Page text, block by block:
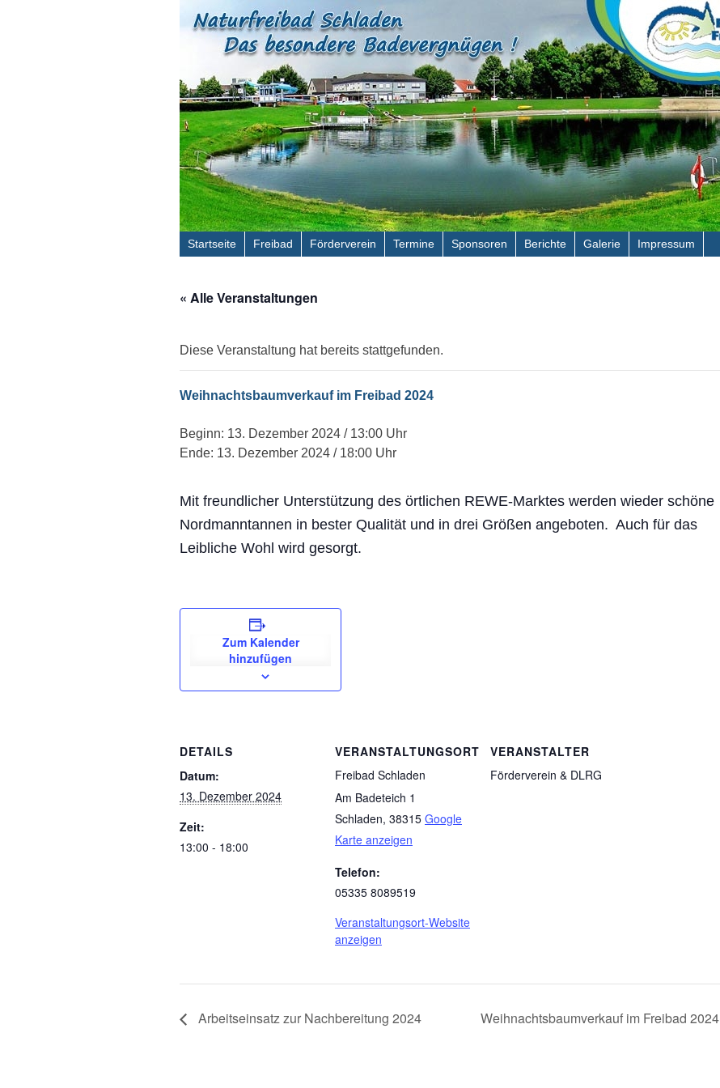
Skip
to
Startseite Freibad Förderverein Termine Sponsoren Berichte Galerie Impressum
« Alle Veranstaltungen
Diese Veranstaltung hat bereits stattgefunden.
Weihnachtsbaumverkauf im Freibad 2024
Beginn: 13. Dezember 2024 / 13:00 Uhr
Ende: 13. Dezember 2024 / 18:00 Uhr
Mit freundlicher Unterstützung des örtlichen REWE-Marktes werden wieder schöne
Nordmanntannen in bester Qualität und in drei Größen angeboten. Auch für das
Leibliche Wohl wird gesorgt.
Zum Kalender
hinzufügen
DETAILS
Datum:
13. Dezember 2024
Zeit:
13:00 - 18:00
VERANSTALTUNGSORT
Freibad Schladen
Am Badeteich 1
Schladen, 38315 Google
Karte anzeigen
Telefon:
05335 8089519
Veranstaltungsort-Website
anzeigen
VERANSTALTER
Förderverein & DLRG
Arbeitseinsatz zur Nachbereitung 2024 Weihnachtsbaumverkauf im Freibad 2024